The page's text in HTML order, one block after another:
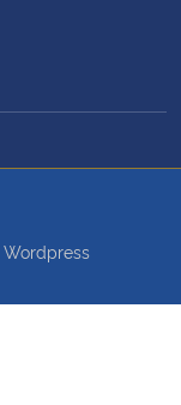
Wordpress